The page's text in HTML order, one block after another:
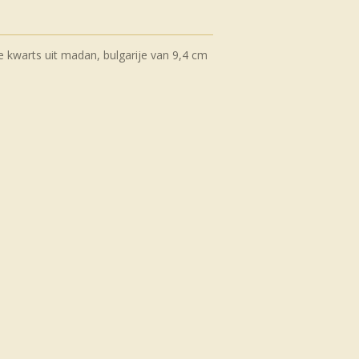
kwarts uit madan, bulgarije van 9,4 cm